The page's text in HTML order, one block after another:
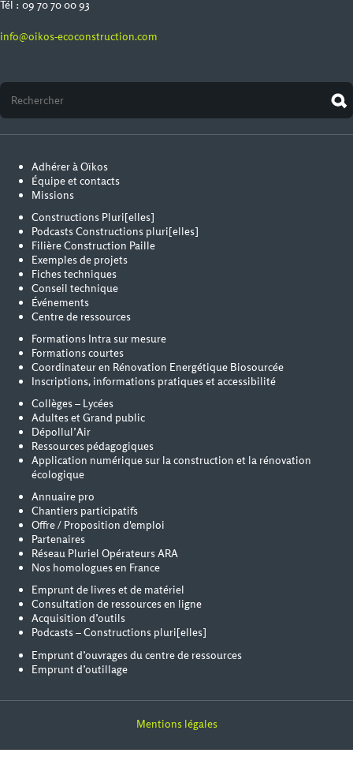
Tél : 09 70 70 00 93
info@oikos-ecoconstruction.com
Adhérer à Oïkos
Équipe et contacts
Missions
Constructions Pluri[elles]
Podcasts Constructions pluri[elles]
Filière Construction Paille
Exemples de projets
Fiches techniques
Conseil technique
Événements
Centre de ressources
Formations Intra sur mesure
Formations courtes
Coordinateur en Rénovation Energétique Biosourcée
Inscriptions, informations pratiques et accessibilité
Collèges – Lycées
Adultes et Grand public
Dépollul’Air
Ressources pédagogiques
Application numérique sur la construction et la rénovation
écologique
Annuaire pro
Chantiers participatifs
Offre / Proposition d'emploi
Partenaires
Réseau Pluriel Opérateurs ARA
Nos homologues en France
Emprunt de livres et de matériel
Consultation de ressources en ligne
Acquisition d’outils
Podcasts – Constructions pluri[elles]
Emprunt d’ouvrages du centre de ressources
Emprunt d’outillage
Mentions légales